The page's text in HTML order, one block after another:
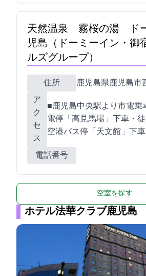
天然温泉 霧桜の湯 ド
児島（ドーミーイン・
ルズグループ）
住所
鹿児島県鹿児島市西千
ア
ク
セ
ス
■鹿児島中央駅より市電乗
電停「高見馬場」下車・徒
空港バス停「天文館」下車
電話番号
空室を探す
ホテル法華クラブ鹿児島